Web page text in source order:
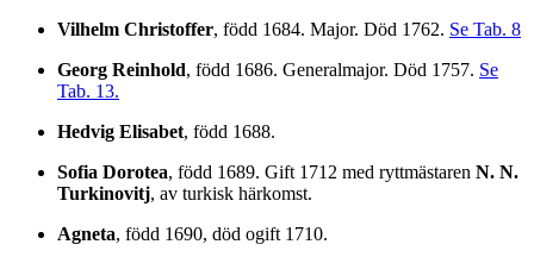
Vilhelm Christoffer, född 1684. Major. Död 1762. Se Tab. 8
Georg Reinhold, född 1686. Generalmajor. Död 1757. Se
Tab. 13.
Hedvig Elisabet, född 1688.
Sofia Dorotea, född 1689. Gift 1712 med ryttmästaren N. N.
Turkinovitj, av turkisk härkomst.
Agneta, född 1690, död ogift 1710.